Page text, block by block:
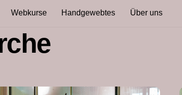
Webkurse Handgewebtes Über uns